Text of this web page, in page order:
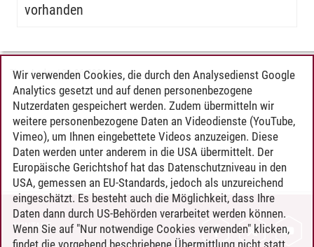
vorhanden
Timo Leder/30.06.2024
KONTAKT
Wir verwenden Cookies, die durch den Analysedienst Google
Analytics gesetzt und auf denen personenbezogene
Nutzerdaten gespeichert werden. Zudem übermitteln wir
weitere personenbezogene Daten an Videodienste (YouTube,
Vimeo), um Ihnen eingebettete Videos anzuzeigen. Diese
Daten werden unter anderem in die USA übermittelt. Der
Europäische Gerichtshof hat das Datenschutzniveau in den
USA, gemessen an EU-Standards, jedoch als unzureichend
eingeschätzt. Es besteht auch die Möglichkeit, dass Ihre
Daten dann durch US-Behörden verarbeitet werden können.
Wenn Sie auf "Nur notwendige Cookies verwenden" klicken,
findet die vorgehend beschriebene Übermittlung nicht statt.